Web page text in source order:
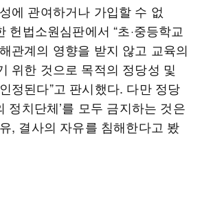
에 관여하거나 가입할 수 없
헌법소원심판에서 “초·중등학교
관계의 영향을 받지 않고 교육의
위한 것으로 목적의 정당성 및
정된다”고 판시했다. 다만 정당
정치단체’를 모두 금지하는 것은
, 결사의 자유를 침해한다고 봤